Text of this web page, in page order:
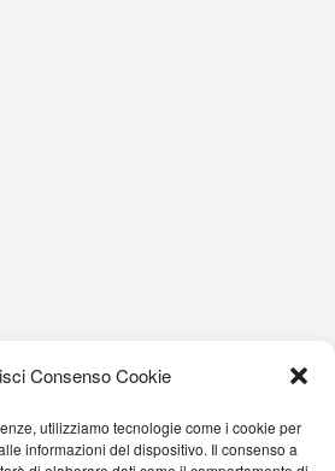
Consenso Cookie
utilizziamo tecnologie come i cookie per
informazioni del dispositivo. Il consenso a
Lombardo Raffaele – Via Giovanni